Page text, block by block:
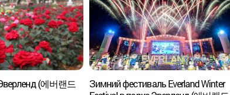
(에버랜드
Зимний фестиваль Everland Winter